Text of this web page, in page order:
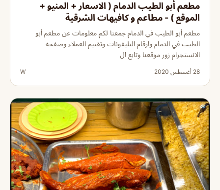
مطعم أبو الطيب الدمام ( الاسعار + المنيو +
الموقع ) - مطاعم و كافيهات الشرقية
مطعم أبو الطيب في الدمام جمعنا لكم معلومات عن مطعم أبو
الطيب في الدمام وارقام التليفونات وتقييم العملاء وصفحه
الانستجرام زور موقعنا وتابع ال
28 أغسطس 2020 W